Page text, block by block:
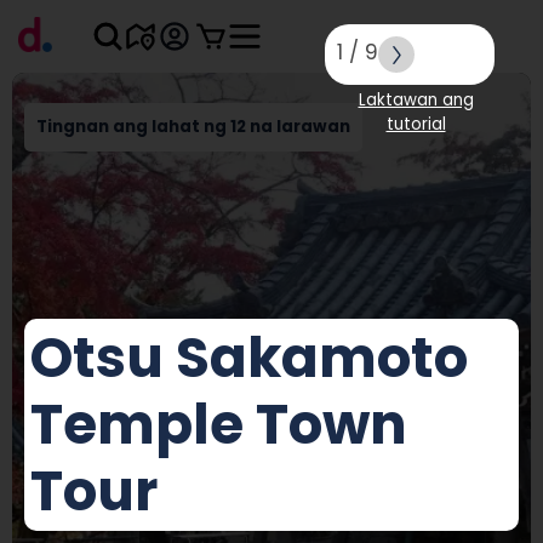
Tingnan ang lahat ng 12 na larawan
Otsu Sakamoto
Temple Town
Tour
1 / 9
Laktawan ang
tutorial